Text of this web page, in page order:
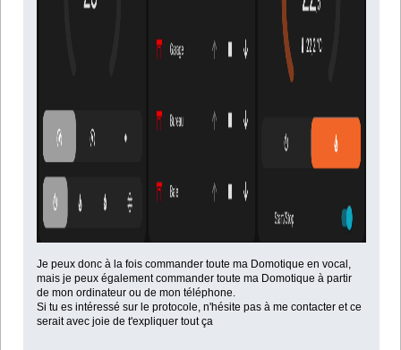
Je peux donc à la fois commander toute ma Domotique en vocal,
mais je peux également commander toute ma Domotique à partir
de mon ordinateur ou de mon téléphone.
Si tu es intéressé sur le protocole, n'hésite pas à me contacter et ce
serait avec joie de t'expliquer tout ça